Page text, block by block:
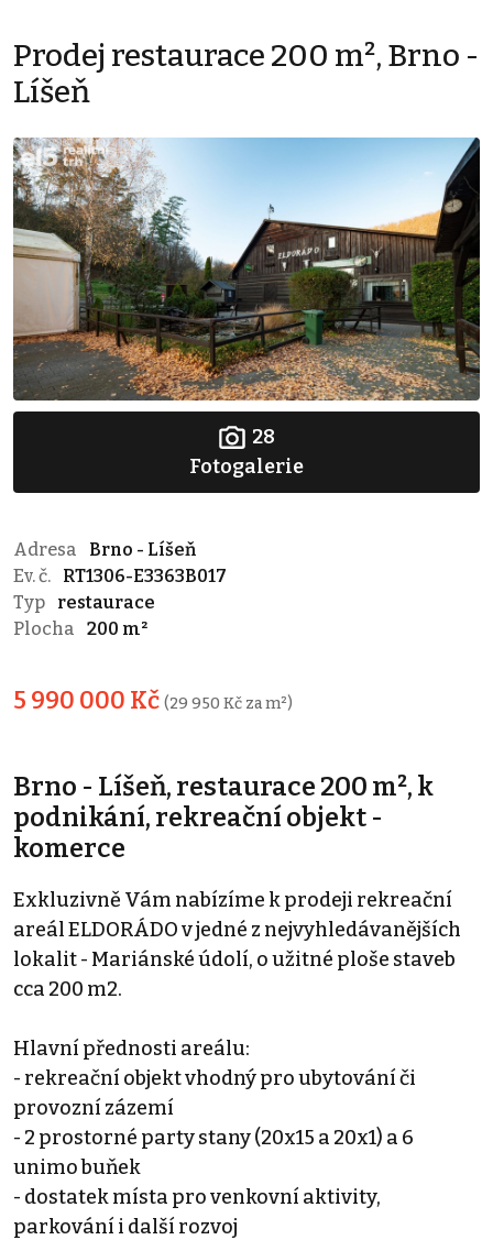
Prodej restaurace 200 m², Brno -
Líšeň
28
Fotogalerie
Adresa
Brno - Líšeň
Ev. č.
RT1306-E3363B017
Typ
restaurace
Plocha
200 m²
5 990 000 Kč (29 950 Kč za m²)
Brno - Líšeň, restaurace 200 m², k
podnikání, rekreační objekt -
komerce
Exkluzivně Vám nabízíme k prodeji rekreační
areál ELDORÁDO v jedné z nejvyhledávanějších
lokalit - Mariánské údolí, o užitné ploše staveb
cca 200 m2.
Hlavní přednosti areálu:
- rekreační objekt vhodný pro ubytování či
provozní zázemí
- 2 prostorné party stany (20x15 a 20x1) a 6
unimo buňek
- dostatek místa pro venkovní aktivity,
parkování i další rozvoj